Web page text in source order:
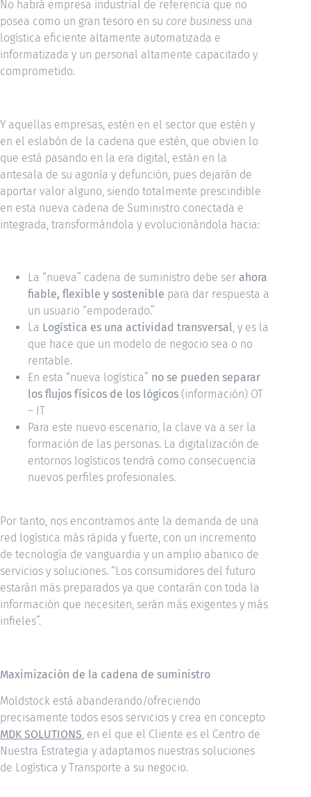
No habrá empresa industrial de referencia que no
posea como un gran tesoro en su core business una
logística eficiente altamente automatizada e
informatizada y un personal altamente capacitado y
comprometido.
Y aquellas empresas, estén en el sector que estén y
en el eslabón de la cadena que estén, que obvien lo
que está pasando en la era digital, están en la
antesala de su agonía y defunción, pues dejarán de
aportar valor alguno, siendo totalmente prescindible
en esta nueva cadena de Suministro conectada e
integrada, transformándola y evolucionándola hacia:
La “nueva” cadena de suministro debe ser ahora
fiable, flexible y sostenible para dar respuesta a
un usuario “empoderado.”
La Logística es una actividad transversal, y es la
que hace que un modelo de negocio sea o no
rentable.
En esta “nueva logística” no se pueden separar
los flujos físicos de los lógicos (información) OT
– IT
Para este nuevo escenario, la clave va a ser la
formación de las personas. La digitalización de
entornos logísticos tendrá como consecuencia
nuevos perfiles profesionales.
Por tanto, nos encontramos ante la demanda de una
red logística más rápida y fuerte, con un incremento
de tecnología de vanguardia y un amplio abanico de
servicios y soluciones. “Los consumidores del futuro
estarán más preparados ya que contarán con toda la
información que necesiten, serán más exigentes y más
infieles”.
Maximización de la cadena de suministro
Moldstock está abanderando/ofreciendo
precisamente todos esos servicios y crea en concepto
MDK SOLUTIONS, en el que el Cliente es el Centro de
Nuestra Estrategia y adaptamos nuestras soluciones
de Logística y Transporte a su negocio.